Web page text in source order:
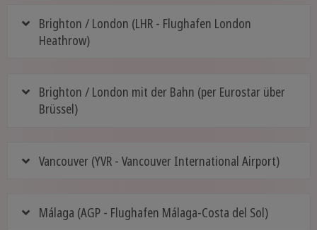
Brighton / London (LHR - Flughafen London
Heathrow)
Brighton / London mit der Bahn (per Eurostar über
Brüssel)
Vancouver (YVR - Vancouver International Airport)
Málaga (AGP - Flughafen Málaga-Costa del Sol)